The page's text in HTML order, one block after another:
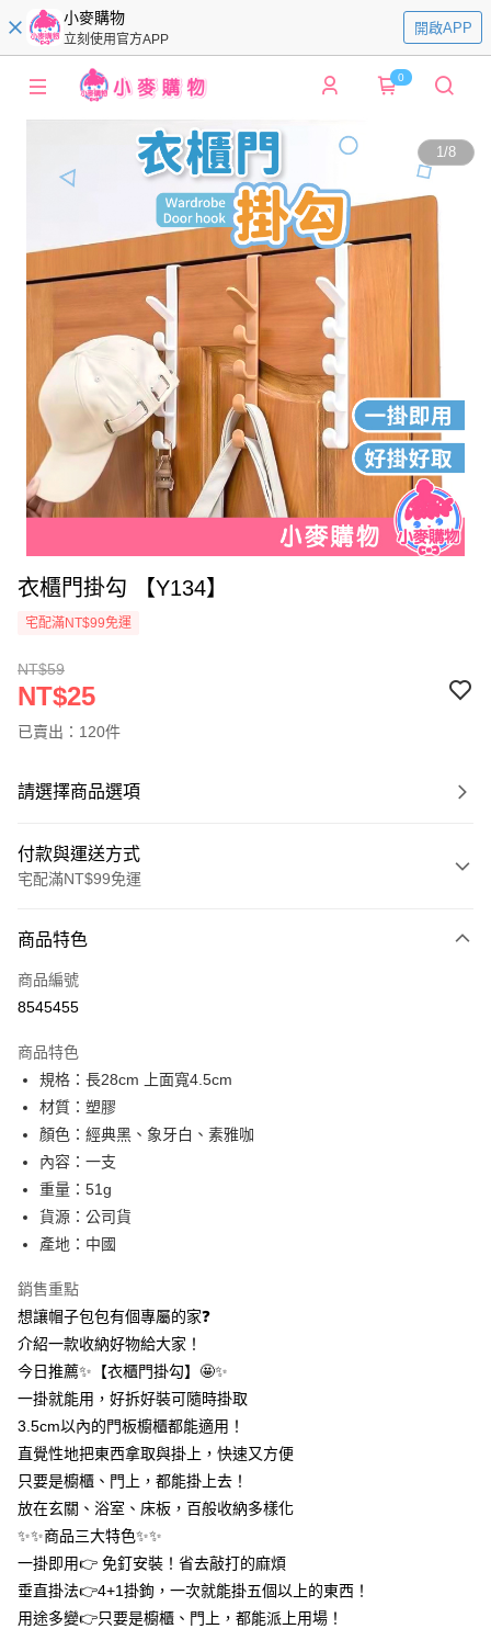
小麥購物
立刻使用官方APP
開啟APP
0
1/8
衣櫃門掛勾 【Y134】
宅配滿NT$99免運
NT$59
NT$25
已賣出：120件
請選擇商品選項
付款與運送方式
宅配滿NT$99免運
信用卡一次付款
信用卡分期付款
合作金庫商業銀行
華南商業銀行
上海商業儲蓄銀行
國泰世華商業銀行
臺灣中小企業銀行
匯豐（台灣）商業銀行
聯邦商業銀行
元大商業銀行
玉山商業銀行
台灣樂天信用卡公司
超商取貨付款
LINE Pay
Apple Pay
街口支付
相關說明
【關於「AFTEE先享後付」】
AFTEE先享後付是「在收到商品之後才付款」的支付方式。 讓您購物簡單
便利好安心！
１．簡單：不需註冊會員、不需綁卡、不需儲值。
２．便利：只要手機號碼，簡訊認證，即可結帳。
３．安心：先確認商品／服務後，再付款。
【「AFTEE先享後付」結帳流程】
１．於結帳方式選擇「AFTEE先享後付」後，將跳轉至「AFTEE先享後付」
結帳頁面，進行簡訊認證並確認金額後，即可完成結帳。
３．收到繳費通知簡訊後14天內，點擊此簡訊中的連結，可透過四大超商／
ATM／網路銀行／等多元方式進行付款，方視為交易完成。
※ 請注意：結帳手續完成當下不需立刻繳費，但若您需要取消訂單，請聯絡
購買商品的店家。未經商家同意取消之訂單仍視為有效，需透過AFTEE先享
後付繳納相關費用。
ATM付款
運送方式
全家取貨付款
每筆NT$60，滿NT$399(含以上)免運費
付款後全家取貨
每筆NT$60，滿NT$399(含以上)免運費
7-11取貨付款
每筆NT$60，滿NT$399(含以上)免運費
商品特色
商品編號
8545455
商品特色
規格：長28cm 上面寬4.5cm
材質：塑膠
顏色：經典黑、象牙白、素雅咖
內容：一支
重量：51g
貨源：公司貨
產地：中國
銷售重點
想讓帽子包包有個專屬的家❓
介紹一款收納好物給大家！
今日推薦✨【衣櫃門掛勾】🤩✨
一掛就能用，好拆好裝可隨時掛取
3.5cm以內的門板櫥櫃都能適用！
直覺性地把東西拿取與掛上，快速又方便
只要是櫥櫃、門上，都能掛上去！
放在玄關、浴室、床板，百般收納多樣化
✨✨商品三大特色✨✨
一掛即用👉 免釘安裝！省去敲打的麻煩
垂直掛法👉4+1掛鉤，一次就能掛五個以上的東西！
用途多變👉只要是櫥櫃、門上，都能派上用場！